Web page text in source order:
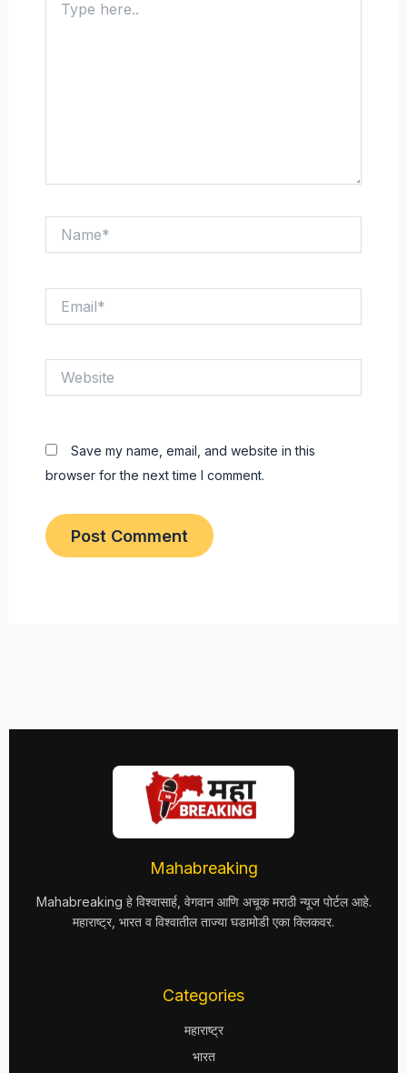
here..
Save my name, email, and website in this
browser for the next time I comment.
Mahabreaking
Mahabreaking हे विश्वासार्ह, वेगवान आणि अचूक मराठी न्यूज पोर्टल आहे.
महाराष्ट्र, भारत व विश्वातील ताज्या घडामोडी एका क्लिकवर.
Categories
महाराष्ट्र
भारत